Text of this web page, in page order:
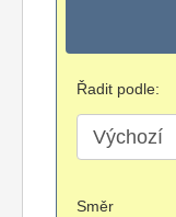
Řadit podle:
Směr